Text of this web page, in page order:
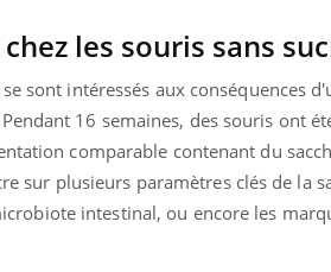
les souris sans
sont intéressés aux conséquences
16 semaines, des souris ont
comparable contenant du
sur plusieurs paramètres clés de la
intestinal, ou encore les